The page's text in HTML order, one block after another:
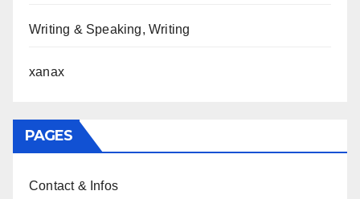
Writing & Speaking, Writing
xanax
PAGES
Contact & Infos